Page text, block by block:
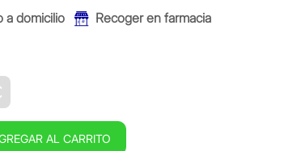
a domicilio Recoger en farmacia
AL CARRITO